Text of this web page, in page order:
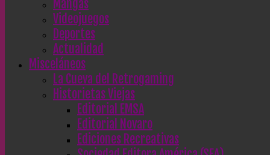
Mangas
Videojuegos
Deportes
Actualidad
Misceláneos
La Cueva del Retrogaming
Historietas Viejas
Editorial EMSA
Editorial Novaro
Ediciones Recreativas